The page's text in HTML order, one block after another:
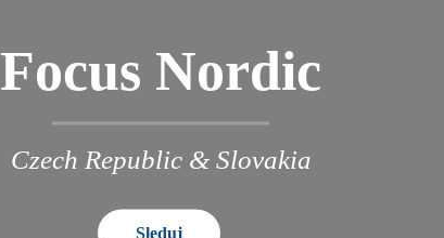
Focus Nordic
Czech Republic & Slovakia
Sleduj